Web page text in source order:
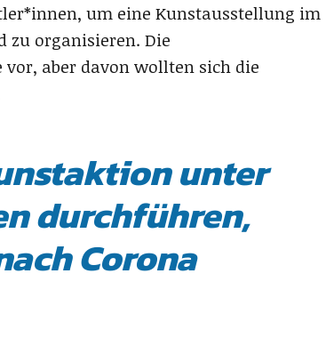
um eine Kunstausstellung im
zu organisieren. Die
vor, aber davon wollten sich die
unter
durchführen,
Corona